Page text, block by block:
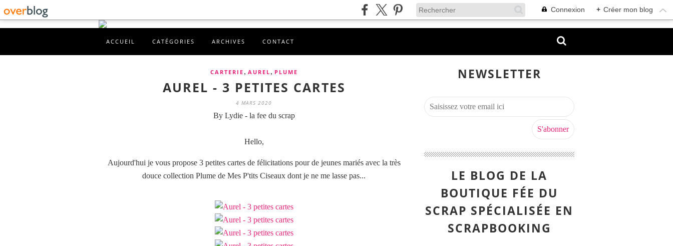
Connexion + Créer mon blog
ACCUEIL CATÉGORIES ARCHIVES CONTACT
CARTERIE , AUREL , PLUME
AUREL - 3 PETITES CARTES
4 MARS 2020
By Lydie - la fee du scrap
Hello,
Aujourd'hui je vous propose 3 petites cartes de félicitations pour de jeunes mariés avec la très
douce collection Plume de Mes P'tits Ciseaux dont je ne me lasse pas...
NEWSLETTER
LE BLOG DE LA
BOUTIQUE FÉE DU
SCRAP SPÉCIALISÉE EN
SCRAPBOOKING